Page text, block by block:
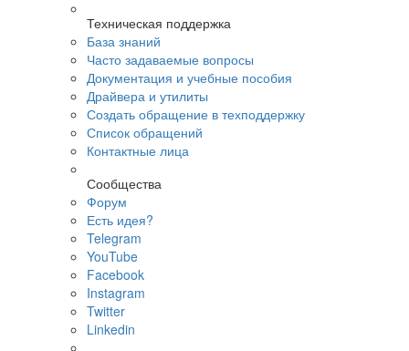
Техническая поддержка
База знаний
Часто задаваемые вопросы
Документация и учебные пособия
Драйвера и утилиты
Создать обращение в техподдержку
Список обращений
Контактные лица
Сообщества
Форум
Есть идея?
Telegram
YouTube
Facebook
Instagram
Twitter
Linkedin